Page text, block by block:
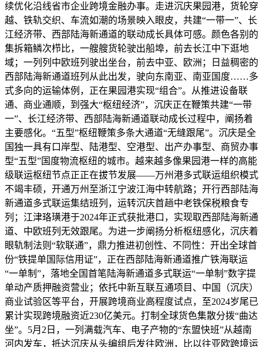
续优化沿线省市企业跨境金融办事。走进沉庆果园港，货轮穿
越、铁轨交织、车流如潮的场景映入眼皮，共建“一带一”、长
江经济带、西部陆海新通道的联动成长具体可感。颜色各别的
集拆箱鳞次栉比，一艘艘货轮驶出船埠，前去长江中下逛地
域；一列列中欧班列驶出坐台，前去中亚、欧洲；日益稠密的
西部陆海新通道班列从此出发，驶向东南亚、南亚国度……多
式多向的运输体例，正在果园港实现“组合”。从推进设备联
通、商业通顺，到强大“枢纽经济”，沉庆正在鞭策共建“一带
一”、长江经济带、西部陆海新通道联动成长过程中，阐扬着
主要感化。“五型”枢纽鞭策多条大通道“无缝跟尾”。沉庆是全
国独一具有口岸型、陆港型、空港型、出产办事型、商贸办事
型“五型”国度物流枢纽的城市。越来越多像果园港一样的高能
级联运枢纽节点正正在拔节发展——万州港多式联运组织模式
不竭丰硕，开通万州至浙江宁波江海中转航路；开行西部陆海
新通道多式联运集结班列，运转沉庆首趟中老铁保税粮食专
列；江津珞璜港于2024年正式获批港口，实现取西部陆海新通
道、中欧班列无效跟尾。为进一步阐扬分析枢纽感化，沉庆着
眼轨制法则“软联通”，鼎力推进初创性、不同性：开出全球首
份“铁提单国际信用证”，正在西部陆海新通道推广铁海联运
“一单制”，落地全国首笔陆海新通道多式联运“一单制”数字提
单动产质押融资营业；依托中新互联互通项目、中国（沉庆）
商业试验区等平台，开展跨境商业高程度试点，至2024岁尾已
累计实现跨境融资近230亿美元。打制全球货色集散分拨“曲达
坐”。5月2日，一列满载汽车、电子产物的“东盟快班”从越南
河内发车，抵达沉庆从头编组后发往欧洲，比以往亚欧跨境运